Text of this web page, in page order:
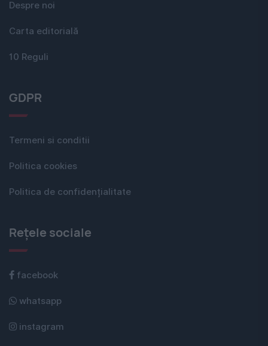
Despre noi
Carta editorială
10 Reguli
GDPR
Termeni si conditii
Politica cookies
Politica de confidențialitate
Rețele sociale
facebook
whatsapp
instagram